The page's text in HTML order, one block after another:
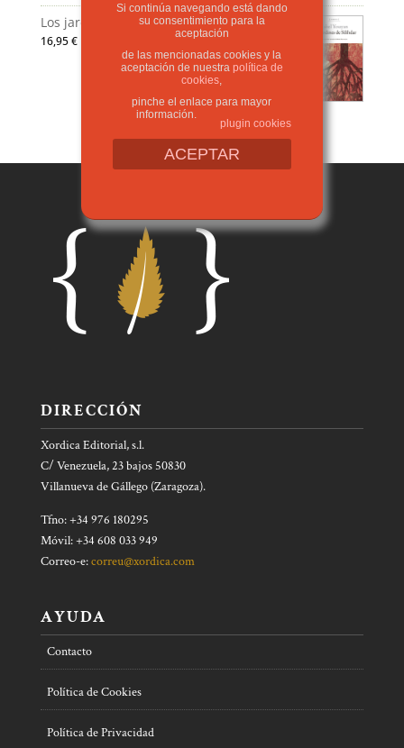
Los jardines de Silihdar
16,95€
DIRECCIÓN
Xordica Editorial, s.l.
C/ Venezuela, 23 bajos 50830
Villanueva de Gállego (Zaragoza).
Tfno: +34 976 180295
Móvil: +34 608 033 949
Correo-e:correu@xordica.com
AYUDA
Contacto
Política de Cookies
Política de Privacidad
Si continúa navegando está dando
su consentimiento para la
aceptación
de las mencionadas cookies y la
aceptación de nuestra política de
cookies
pinche el enlace para mayor
información.
plugin cookies
ACEPTAR